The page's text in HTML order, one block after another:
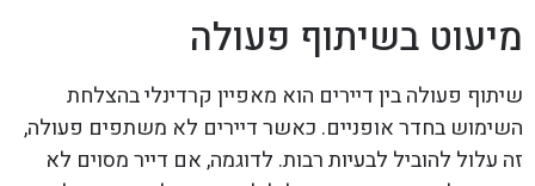
מיעוט בשיתוף פעולה
שיתוף פעולה בין דיירים הוא מאפיין קרדינלי בהצלחת
השימוש בחדר אופניים. כאשר דיירים לא משתפים פעולה,
זה עלול להוביל לבעיות רבות. לדוגמה, אם דייר מסוים לא